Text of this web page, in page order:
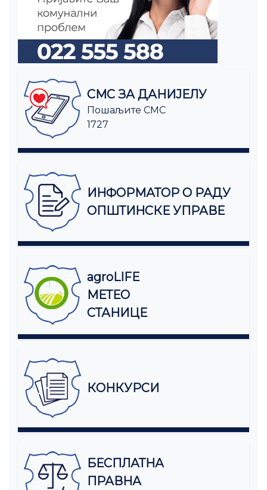
СМС ЗА ДАНИЈЕЛУ
Пошаљите СМС
1727
ИНФОРМАТОР О РАДУ
ОПШТИНСКЕ УПРАВЕ
agroLIFE
МЕТЕО
СТАНИЦЕ
КОНКУРСИ
БЕСПЛАТНА
ПРАВНА